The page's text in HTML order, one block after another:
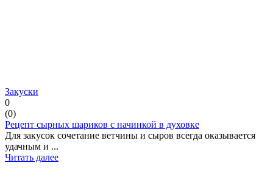
Закуски
0
(0)
Рецепт сырных шариков с начинкой в духовке
Для закусок сочетание ветчины и сыров всегда оказывается
удачным и ...
Читать далее